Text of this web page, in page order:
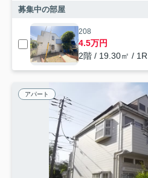
募集中の部屋
208
4.5万円
2階 / 19.30㎡ / 1R
アパート